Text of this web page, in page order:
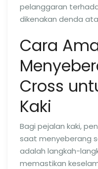
pelanggaran
dikenakan denda
Cara
Cross
Kaki
Bagi pejalan kaki,
saat menyeberang
adalah langkah-
memastikan